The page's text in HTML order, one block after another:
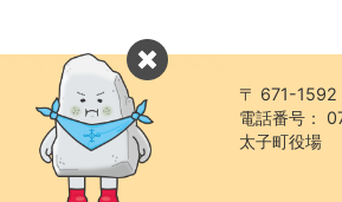
〒 671-1592
電話番号：
太子町役場